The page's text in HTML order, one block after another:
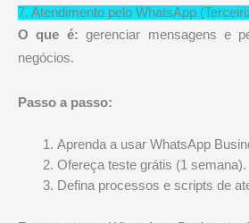
7. Atendimento pelo WhatsApp
O que é: gerenciar mensagens e
negócios.
Passo a passo:
Aprenda a usar WhatsApp
Ofereça teste grátis (1 semana).
Defina processos e scripts de